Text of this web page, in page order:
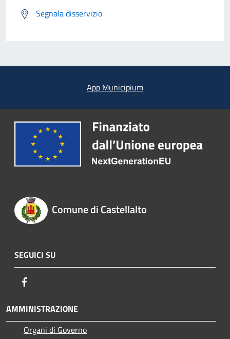
Segnala disservizio
App Municipium
Comune di Castellalto
SEGUICI SU
AMMINISTRAZIONE
Organi di Governo